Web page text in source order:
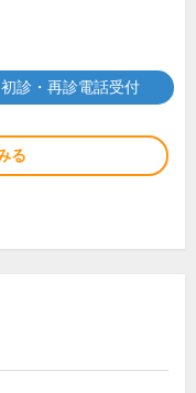
初診・再診電話受付
る